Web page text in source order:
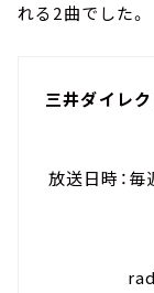
れる2曲でした。
三井ダイレ
放送日時：毎
radikoの